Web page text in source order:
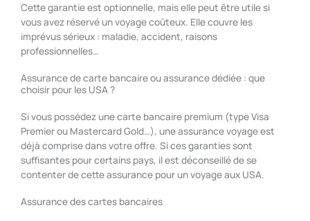
Cette garantie est optionnelle, mais elle peut être utile si
vous avez réservé un voyage coûteux. Elle couvre les
imprévus sérieux : maladie, accident, raisons
professionnelles…
Assurance de carte bancaire ou assurance dédiée : que
choisir pour les USA ?
Si vous possédez une carte bancaire premium (type Visa
Premier ou Mastercard Gold…), une assurance voyage est
déjà comprise dans votre offre. Si ces garanties sont
suffisantes pour certains pays, il est déconseillé de se
contenter de cette assurance pour un voyage aux USA.
Assurance des cartes bancaires